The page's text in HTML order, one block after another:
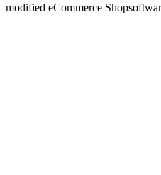
modified eCommerce